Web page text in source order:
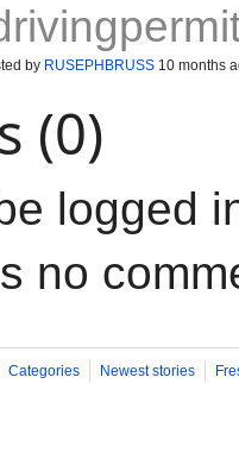
by RUSEPHBRUSS 10 months
(0)
logged
no
Categories Newest stories